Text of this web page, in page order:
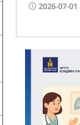
2026-07-01